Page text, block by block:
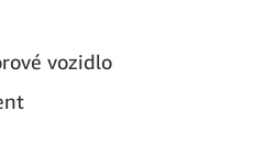
vozidlo